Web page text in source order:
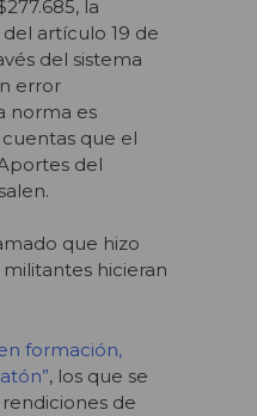
la
artículo 19 de
del sistema
error
norma es
que el
del
que hizo
hicieran
formación,
, los que se
de